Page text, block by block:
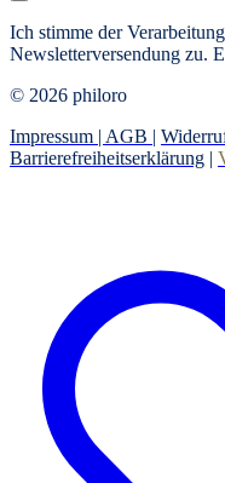
Ich stimme der
Newsletterversendung zu.
© 2026 philoro
Impressum | AGB |
Barrierefreiheitserklärung |